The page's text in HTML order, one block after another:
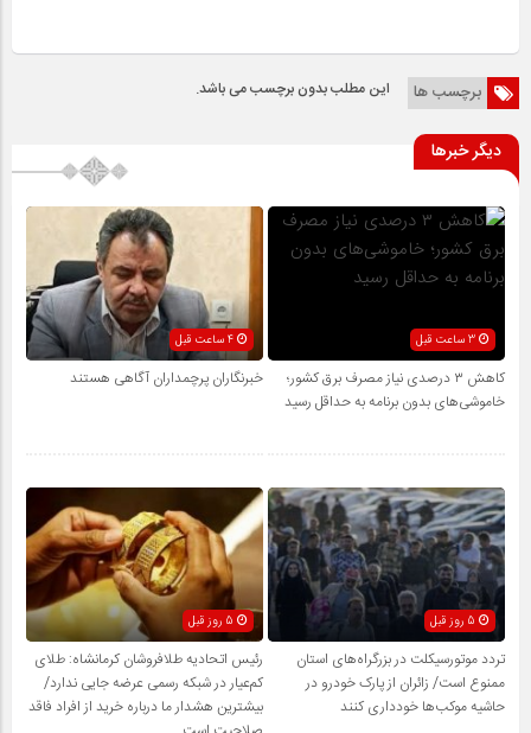
برچسب ها این مطلب بدون برچسب می باشد.
دیگر خبرها
3 ساعت قبل
کاهش ۳ درصدی نیاز مصرف برق کشور؛
خاموشی‌های بدون برنامه به حداقل رسید
خبرنگاران پرچمداران آگاهی هستند
تردد موتورسیکلت در بزرگراه‌های استان
ممنوع است/ زائران از پارک خودرو در
حاشیه موکب‌ها خودداری کنند
رئیس اتحادیه طلافروشان کرمانشاه: طلای
کم‌عیار در شبکه رسمی عرضه جایی ندارد/
بیشترین هشدار ما درباره خرید از افراد فاقد